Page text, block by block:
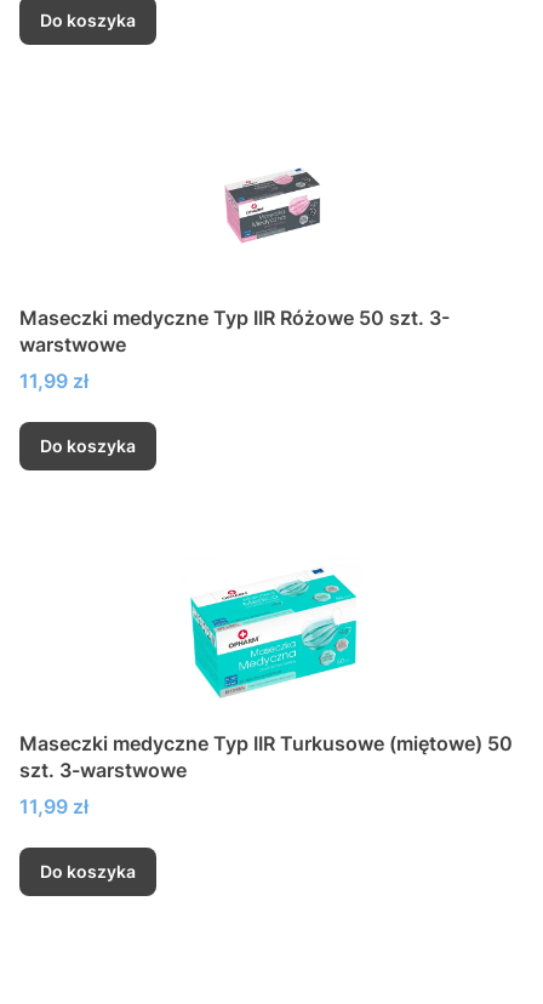
Do koszyka
Maseczki medyczne Typ IIR Różowe 50 szt. 3-
warstwowe
Cena
11,99 zł
Do koszyka
Maseczki medyczne Typ IIR Turkusowe (miętowe) 50
szt. 3-warstwowe
Cena
11,99 zł
Do koszyka